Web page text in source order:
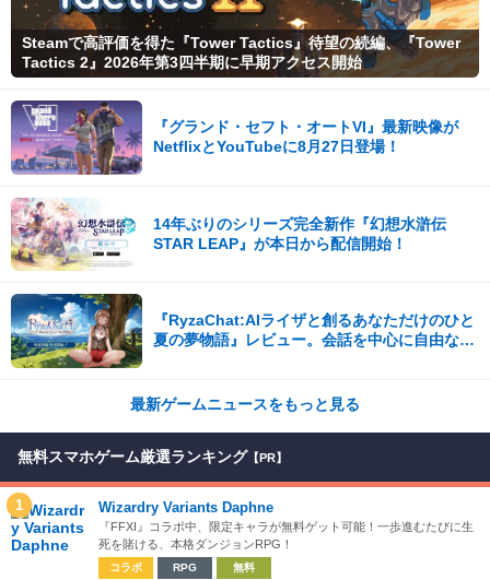
Steamで高評価を得た『Tower Tactics』待望の続編、『Tower
Tactics 2』2026年第3四半期に早期アクセス開始
『グランド・セフト・オートVI』最新映像が
NetflixとYouTubeに8月27日登場！
14年ぶりのシリーズ完全新作『幻想水滸伝
STAR LEAP』が本日から配信開始！
『RyzaChat:AIライザと創るあなただけのひと
夏の夢物語』レビュー。会話を中心に自由な冒
最新ゲームニュースをもっと見る
無料スマホゲーム厳選ランキング 【PR】
1 Wizardry Variants Daphne
『FFXI』コラボ中、限定キャラが無料ゲット可能！一歩進むたびに生
死を賭ける、本格ダンジョンRPG！
コラボ RPG 無料